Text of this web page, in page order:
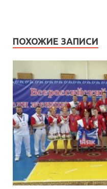
ПОХОЖИЕ ЗАПИСИ